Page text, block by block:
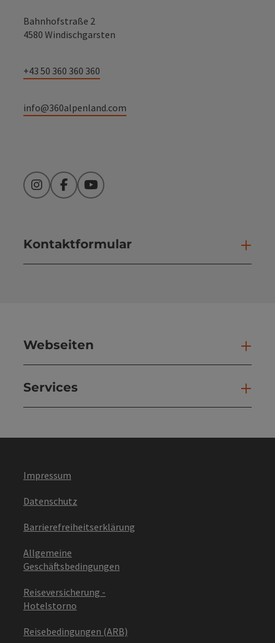
Bahnhofstraße 2
4580 Windischgarsten
+43 50 360 360 360
info@360alpenland.com
InstagramFacebookYouTube
Kontaktformular
Webseiten
Services
Impressum
Datenschutz
Barrierefreiheitserklärung
Allgemeine
Geschäftsbedingungen
Reiseversicherung -
Hotelstorno
Reisebedingungen (ARB)